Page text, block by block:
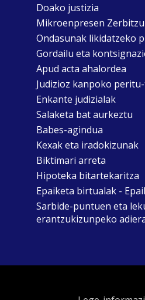
Doako justizia
Mikroenpresen
Ondasunak likidatzeko
Gordailu eta
Apud acta ahalordea
Judizioz kanpoko
Enkante judizialak
Salaketa bat aurkeztu
Babes-agindua
Kexak eta iradokizunak
Biktimari arreta
Hipoteka bitartekaritza
Epaiketa birtualak -
Sarbide-puntuen eta
erantzukizunpeko